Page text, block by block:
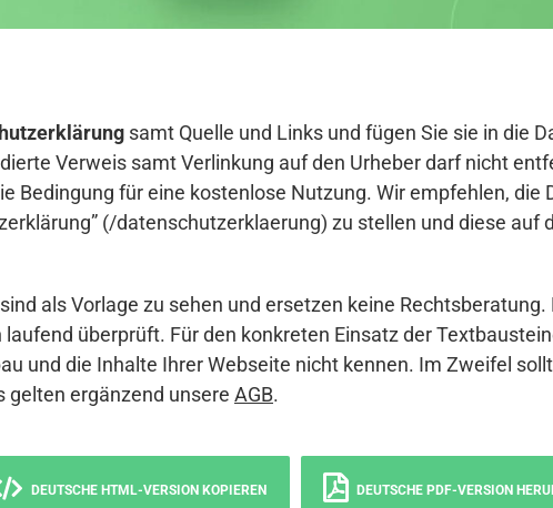
samt Quelle und Links und fügen Sie sie in die
Verweis samt Verlinkung auf den Urheber darf nicht
Bedingung für eine kostenlose Nutzung. Wir empfehlen, die
(/datenschutzerklaerung) zu stellen und diese auf
als Vorlage zu sehen und ersetzen keine
überprüft. Für den konkreten Einsatz der
und die Inhalte Ihrer Webseite nicht kennen. Im Zweifel
gelten ergänzend unsere AGB.
DEUTSCHE HTML-VERSION KOPIEREN DEUTSCHE PDF-VERSION